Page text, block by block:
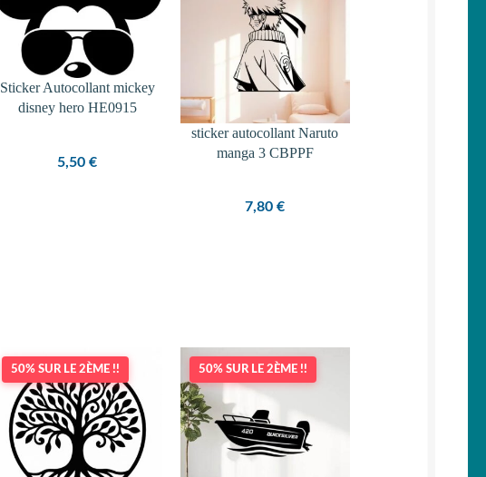
Sticker Autocollant mickey
disney hero HE0915
5,50€
sticker autocollant Naruto
manga 3 CBPPF
7,80€
50% SUR LE 2ÈME !! 50% SUR LE 2ÈME !!